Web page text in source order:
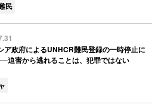
民
ア政府によるUNHCR難民登録の一時停止に
迫害から逃れることは、犯罪ではない